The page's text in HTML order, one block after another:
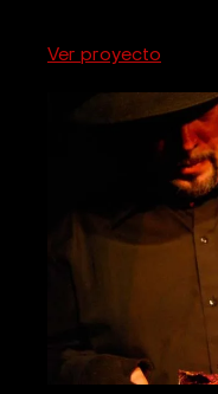
Ver proyecto